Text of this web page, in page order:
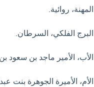
المهنة، روائية.
البرج الفلكي، السرطان.
الأب، الأمير ماجد بن سعود
الأم، الأميرة الجوهرة بنت